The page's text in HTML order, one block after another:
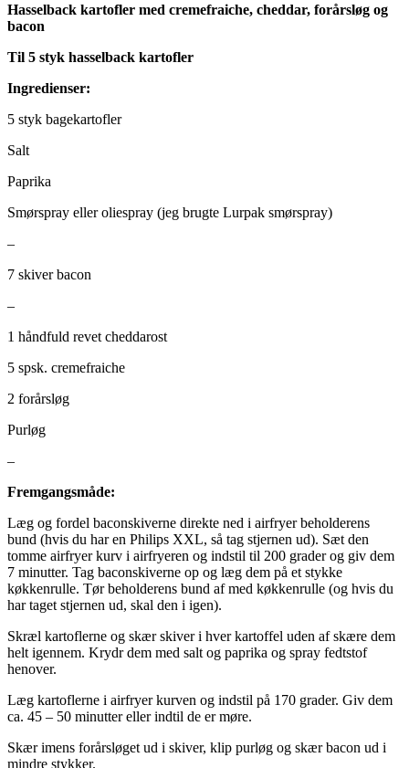
Hasselback kartofler med cremefraiche, cheddar, forårsløg og
bacon
Til 5 styk hasselback kartofler
Ingredienser:
5 styk bagekartofler
Salt
Paprika
Smørspray eller oliespray (jeg brugte Lurpak smørspray)
–
7 skiver bacon
–
1 håndfuld revet cheddarost
5 spsk. cremefraiche
2 forårsløg
Purløg
–
Fremgangsmåde:
Læg og fordel baconskiverne direkte ned i airfryer beholderens
bund (hvis du har en Philips XXL, så tag stjernen ud). Sæt den
tomme airfryer kurv i airfryeren og indstil til 200 grader og giv dem
7 minutter. Tag baconskiverne op og læg dem på et stykke
køkkenrulle. Tør beholderens bund af med køkkenrulle (og hvis du
har taget stjernen ud, skal den i igen).
Skræl kartoflerne og skær skiver i hver kartoffel uden af skære dem
helt igennem. Krydr dem med salt og paprika og spray fedtstof
henover.
Læg kartoflerne i airfryer kurven og indstil på 170 grader. Giv dem
ca. 45 – 50 minutter eller indtil de er møre.
Skær imens forårsløget ud i skiver, klip purløg og skær bacon ud i
mindre stykker.